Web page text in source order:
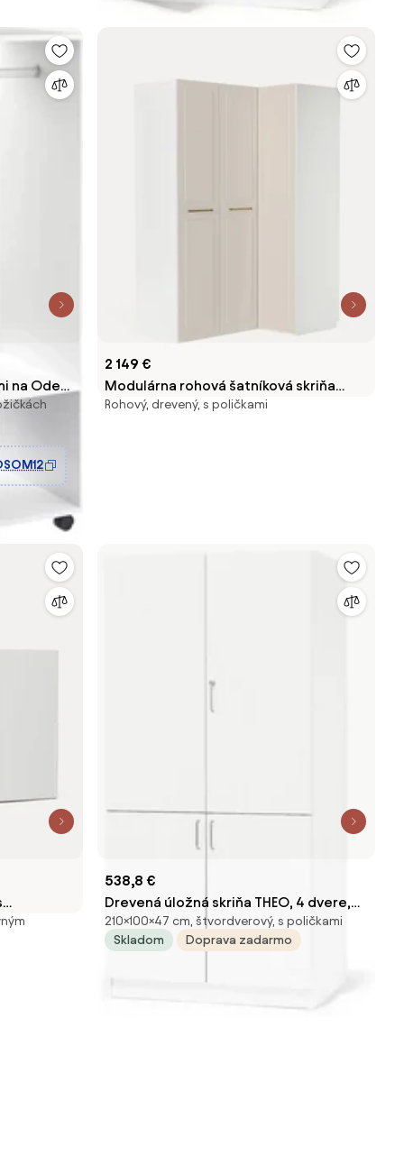
na Odevy
2 149 €
Modulárna rohová šatníková skriňa
Charlotte, Š 165 cm, rôzne veľkosti
Rohový, drevený, s poličkami
cm,
538,8 €
Drevená úložná skriňa THEO, 4 dvere,
1000x470x2100 mm, biela
210×100×47 cm, štvordverový, s poličkami
Skladom
Doprava zadarmo